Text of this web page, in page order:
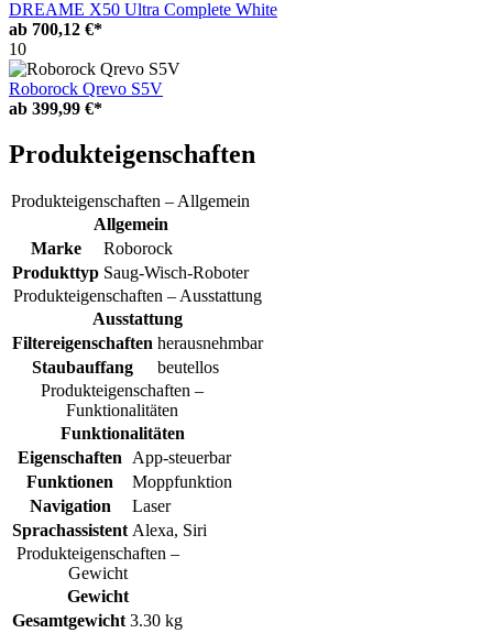
DREAME X50 Ultra Complete White
ab 700,12 €*
10
Roborock Qrevo S5V
ab 399,99 €*
Produkteigenschaften
Produkteigenschaften – Allgemein
Allgemein
Marke
Roborock
Produkttyp Saug-Wisch-Roboter
Produkteigenschaften – Ausstattung
Ausstattung
Filtereigenschaften herausnehmbar
Staubauffang
beutellos
Produkteigenschaften –
Funktionalitäten
Funktionalitäten
Eigenschaften
App-steuerbar
Funktionen
Moppfunktion
Navigation
Laser
Sprachassistent Alexa, Siri
Produkteigenschaften –
Gewicht
Gewicht
Gesamtgewicht 3.30 kg